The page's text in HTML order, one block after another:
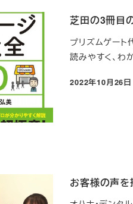
芝田の3冊目
プリズムゲー
読みやすく、わ
投稿日
2022年10月26日
お客様の声を